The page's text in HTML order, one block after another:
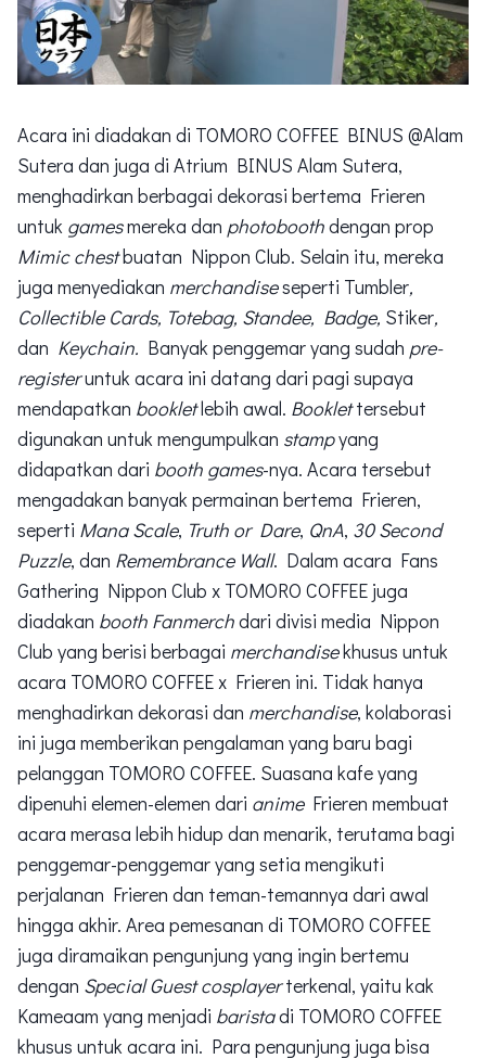
Acara ini diadakan di TOMORO COFFEE BINUS @Alam
Sutera dan juga di Atrium BINUS Alam Sutera,
menghadirkan berbagai dekorasi bertema Frieren
untuk gamesmereka dan photoboothdengan prop
Mimic chestbuatan Nippon Club. Selain itu, mereka
juga menyediakan merchandiseseperti Tumbler,
Collectible Cards, Totebag, Standee, Badge, Stiker,
dan Keychain. Banyak penggemar yang sudah pre-
registeruntuk acara ini datang dari pagi supaya
mendapatkan bookletlebih awal. Booklettersebut
digunakan untuk mengumpulkan stampyang
didapatkan dari booth games-nya. Acara tersebut
mengadakan banyak permainan bertema Frieren,
seperti Mana Scale, Truth or Dare, QnA, 30 Second
Puzzle, dan Remembrance Wall. Dalam acara Fans
Gathering Nippon Club x TOMORO COFFEE juga
diadakan booth Fanmerchdari divisi media Nippon
Club yang berisi berbagai merchandisekhusus untuk
acara TOMORO COFFEE x Frieren ini. Tidak hanya
menghadirkan dekorasi dan merchandise, kolaborasi
ini juga memberikan pengalaman yang baru bagi
pelanggan TOMORO COFFEE. Suasana kafe yang
dipenuhi elemen-elemen dari animeFrieren membuat
acara merasa lebih hidup dan menarik, terutama bagi
penggemar-penggemar yang setia mengikuti
perjalanan Frieren dan teman-temannya dari awal
hingga akhir. Area pemesanan di TOMORO COFFEE
juga diramaikan pengunjung yang ingin bertemu
dengan Special Guest cosplayerterkenal, yaitu kak
Kameaam yang menjadi baristadi TOMORO COFFEE
khusus untuk acara ini. Para pengunjung juga bisa